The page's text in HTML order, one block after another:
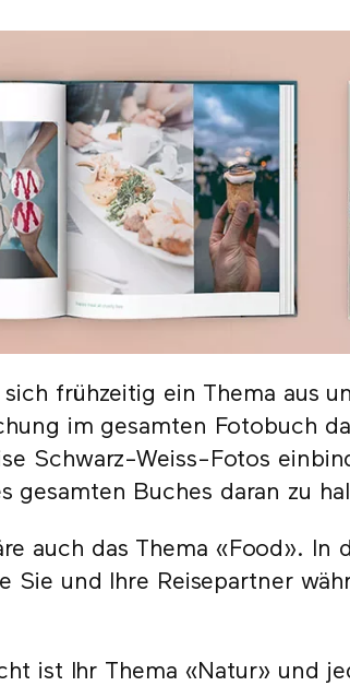
sich frühzeitig ein Thema aus
im gesamten Fotobuch
Schwarz-Weiss-Fotos
gesamten Buches daran zu
auch das Thema «Food». In
Sie und Ihre Reisepartner
ist Ihr Thema «Natur» und